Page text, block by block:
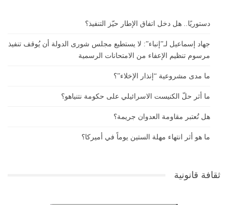
دستوريًا.. هل دخل اتفاق الإطار حيّز التنفيذ؟
جهاد إسماعيل لـ”إنباء”: لا يستطيع مجلس شورى الدولة أن يُوقف تنفيذ
مرسوم تنظيم الإعفاء من الامتحانات الرسمية
ما مدى مشروعية “إنذار الإخلاء”؟
ما أثر حلّ الكنيست الاسرائيلي على حكومة نتنياهو؟
هل تُعتبر مقاومة العدوان جريمة؟
ما هو أثر انتهاء مهلة الستين يوماً في أميركا؟
ثقافة قانونية